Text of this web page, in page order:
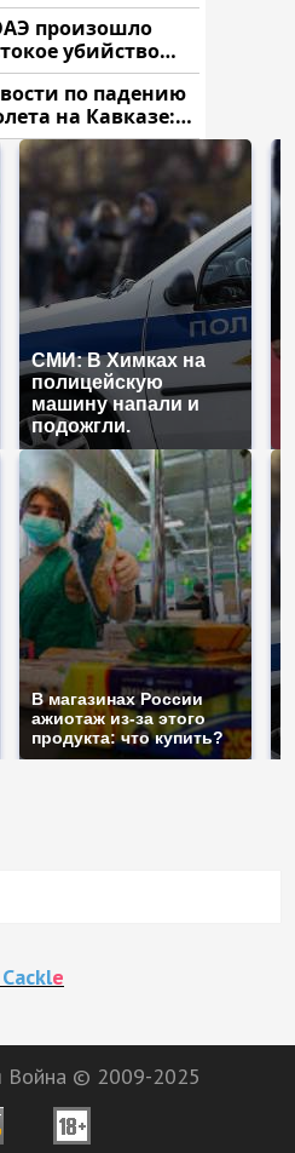
произошло
убийство
по падению
на Кавказе:
здесь
СМИ: В Химках на
полицейскую
машину напали и
подожгли.
В магазинах России
ажиотаж из-за этого
продукта: что купить?
Cackle
Война © 2009-2025